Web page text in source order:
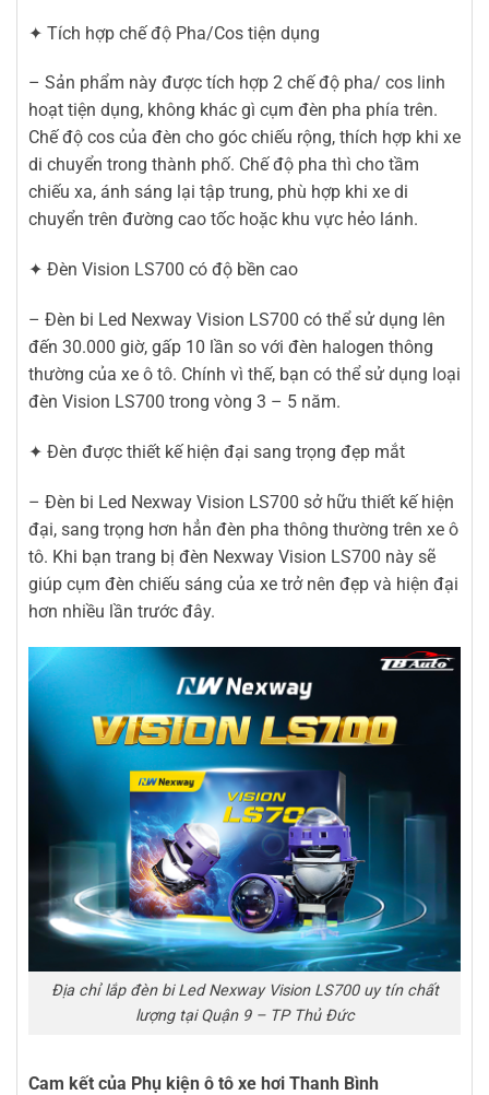
✦ Tích hợp chế độ Pha/Cos tiện dụng
– Sản phẩm này được tích hợp 2 chế độ pha/ cos linh
hoạt tiện dụng, không khác gì cụm đèn pha phía trên.
Chế độ cos của đèn cho góc chiếu rộng, thích hợp khi xe
di chuyển trong thành phố. Chế độ pha thì cho tầm
chiếu xa, ánh sáng lại tập trung, phù hợp khi xe di
chuyển trên đường cao tốc hoặc khu vực hẻo lánh.
✦ Đèn Vision LS700 có độ bền cao
– Đèn bi Led Nexway Vision LS700 có thể sử dụng lên
đến 30.000 giờ, gấp 10 lần so với đèn halogen thông
thường của xe ô tô. Chính vì thế, bạn có thể sử dụng loại
đèn Vision LS700 trong vòng 3 – 5 năm.
✦ Đèn được thiết kế hiện đại sang trọng đẹp mắt
– Đèn bi Led Nexway Vision LS700 sở hữu thiết kế hiện
đại, sang trọng hơn hẳn đèn pha thông thường trên xe ô
tô. Khi bạn trang bị đèn Nexway Vision LS700 này sẽ
giúp cụm đèn chiếu sáng của xe trở nên đẹp và hiện đại
hơn nhiều lần trước đây.
Địa chỉ lắp đèn bi Led Nexway Vision LS700 uy tín chất
lượng tại Quận 9 – TP Thủ Đức
Cam kết của Phụ kiện ô tô xe hơi Thanh Bình